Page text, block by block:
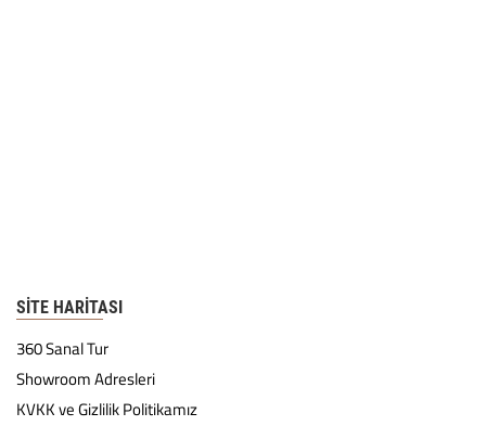
SITE HARITASI
360 Sanal Tur
Showroom Adresleri
KVKK ve Gizlilik Politikamız